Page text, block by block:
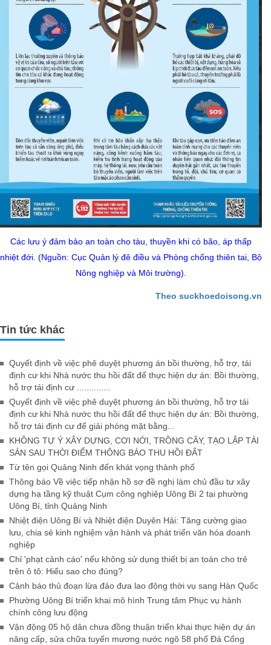
Các lưu ý đảm bảo an toàn cho tàu, thuyền khi có bão, áp thấp
nhiệt đới. (Nguồn: Cục Quản lý đê điều và Phòng chống thiên tai, Bộ
Nông nghiệp và Môi trường).
Theo suckhoedoisong.vn
Tin tức khác
Quyết định về việc phê duyệt phương án bồi thường, hỗ trợ, tái
định cư khi Nhà nước thu hồi đất để thực hiện dự án: Bồi thường,
hỗ trợ tái định cư ..............
Quyết định về việc phê duyệt phương án bồi thường, hỗ trợ tái
định cư khi Nhà nước thu hồi đất để thực hiện dự án: Bồi thường,
hỗ trợ tái định cư để giải phóng mặt bằng...
KHÔNG TỰ Ý XÂY DỰNG, CƠI NỚI, TRỒNG CÂY, TẠO LẬP TÀI
SẢN SAU THỜI ĐIỂM THÔNG BÁO THU HỒI ĐẤT
Từ tên gọi Quảng Ninh đến khát vọng thành phố
Thông báo Về việc tiếp nhận hồ sơ đề nghị làm chủ đầu tư xây
dựng hạ tầng kỹ thuật Cụm công nghiệp Uông Bí 2 tại phường
Uông Bí, tỉnh Quảng Ninh
Nhiệt điện Uông Bí và Nhiệt điện Duyên Hải: Tăng cường giao
lưu, chia sẻ kinh nghiệm vận hành và phát triển văn hóa doanh
nghiệp
Chỉ 'phạt cảnh cáo' nếu không sử dụng thiết bị an toàn cho trẻ
trên ô tô: Hiểu sao cho đúng?
Cảnh báo thủ đoạn lừa đảo đưa lao động thời vụ sang Hàn Quốc
Phường Uông Bí triển khai mô hình Trung tâm Phục vụ hành
chính công lưu động
Vận động 05 hộ dân chưa đồng thuận triển khai thực hiện dự án
nâng cấp, sửa chữa tuyến mương nước ngõ 58 phố Đá Cổng